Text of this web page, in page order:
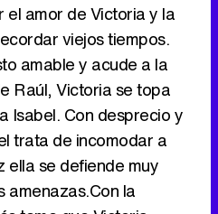
Tráiler de la tercera temporada de 'The Walking Dead: Dead City' de AMC+
amor de Victoria y la
viejos tiempos.
amable y acude a la
Raúl, Victoria se topa
Isabel. Con desprecio y
trata de incomodar a
se defiende muy
amenazas.Con la